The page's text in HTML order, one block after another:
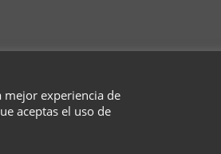
mejor experiencia de
aceptas el uso de